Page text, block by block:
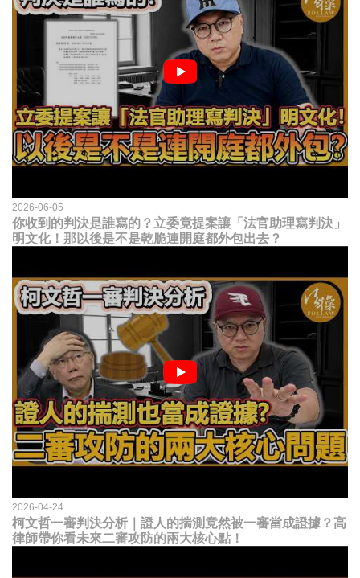
2026-06-05
你收到的判決是誰寫的？立委竟提案讓「法官助理寫判決」
明文化！那以後是不是乾脆連開庭都外包出去？
2026-04-24
柯文哲一審判決分析｜證人的揣測竟然被一審當成證據？高
律師帶你看未來二審攻防的兩大核心點！